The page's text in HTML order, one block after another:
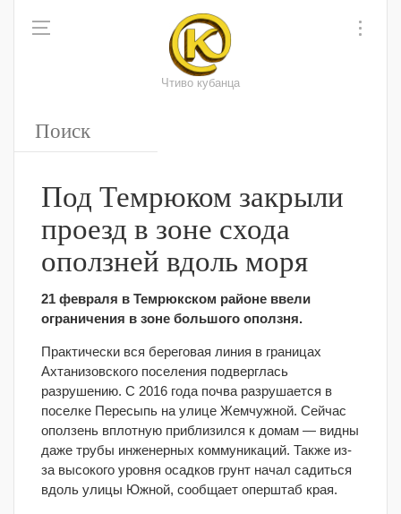
Чтиво кубанца
Под Темрюком закрыли
проезд в зоне схода
оползней вдоль моря
21 февраля в Темрюкском районе ввели
ограничения в зоне большого оползня.
Практически вся береговая линия в границах
Ахтанизовского поселения подверглась
разрушению. С 2016 года почва разрушается в
поселке Пересыпь на улице Жемчужной. Сейчас
оползень вплотную приблизился к домам — видны
даже трубы инженерных коммуникаций. Также из-
за высокого уровня осадков грунт начал садиться
вдоль улицы Южной, сообщает оперштаб края.